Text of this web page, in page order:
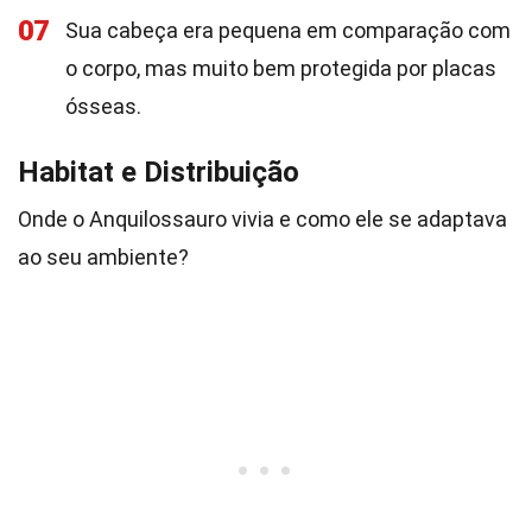
07
Sua cabeça era pequena em comparação com
o corpo, mas muito bem protegida por placas
ósseas.
Habitat e Distribuição
Onde o Anquilossauro vivia e como ele se adaptava
ao seu ambiente?